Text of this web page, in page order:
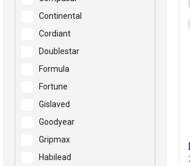
Continental
Cordiant
Doublestar
Formula
Fortune
Gislaved
Goodyear
Gripmax
Habilead